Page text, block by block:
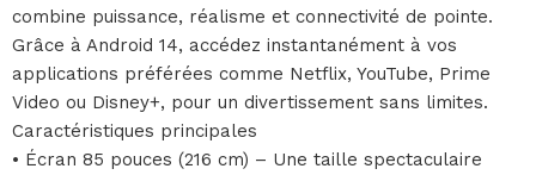
combine puissance, réalisme et connectivité de pointe.
Grâce à Android 14, accédez instantanément à vos
applications préférées comme Netflix, YouTube, Prime
Video ou Disney+, pour un divertissement sans limites.
Caractéristiques principales
• Écran 85 pouces (216 cm) – Une taille spectaculaire